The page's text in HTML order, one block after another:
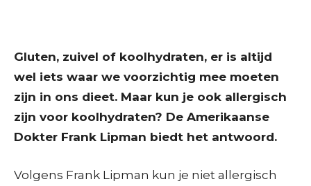
Gluten, zuivel of koolhydraten, er is altijd
wel iets waar we voorzichtig mee moeten
zijn in ons dieet. Maar kun je ook allergisch
zijn voor koolhydraten? De Amerikaanse
Dokter Frank Lipman biedt het antwoord.
Volgens Frank Lipman kun je niet allergisch